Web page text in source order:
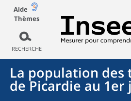
Aide
Thèmes
RECHERCHE
La population
de Picardie au 1er